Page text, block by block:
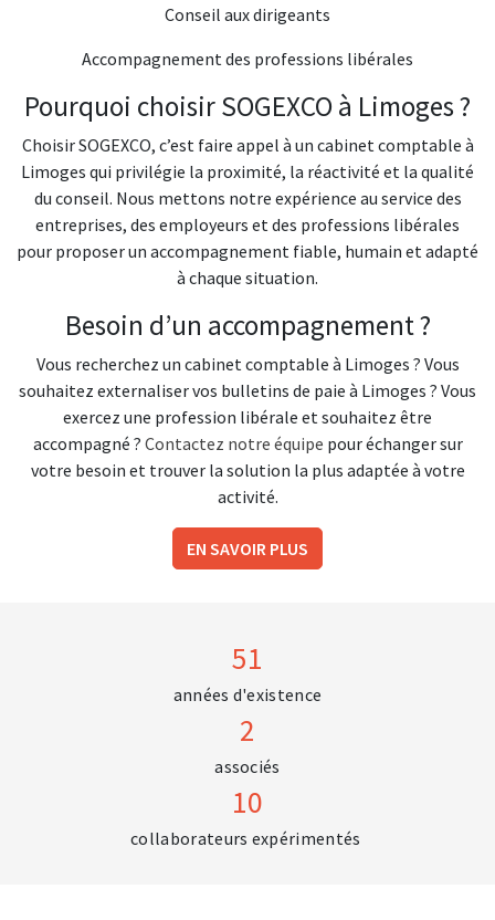
Conseil aux dirigeants
Accompagnement des professions libérales
Pourquoi choisir SOGEXCO à Limoges ?
Choisir SOGEXCO, c’est faire appel à un cabinet comptable à
Limoges qui privilégie la proximité, la réactivité et la qualité
du conseil. Nous mettons notre expérience au service des
entreprises, des employeurs et des professions libérales
pour proposer un accompagnement fiable, humain et adapté
à chaque situation.
Besoin d’un accompagnement ?
Vous recherchez un cabinet comptable à Limoges ? Vous
souhaitez externaliser vos bulletins de paie à Limoges ? Vous
exercez une profession libérale et souhaitez être
accompagné ? Contactez notre équipe pour échanger sur
votre besoin et trouver la solution la plus adaptée à votre
activité.
EN SAVOIR PLUS
51
années d'existence
2
associés
10
collaborateurs expérimentés